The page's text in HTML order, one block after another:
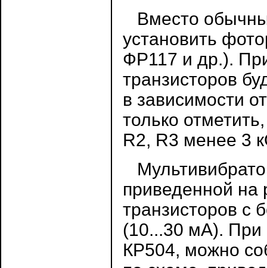
Вместо
установить
ФР117 и др.).
транзисторов
в зависимости
только
R2, R3 менее 3
приведенной на
транзисторов с
(10...30 мА). При
КР504, можно